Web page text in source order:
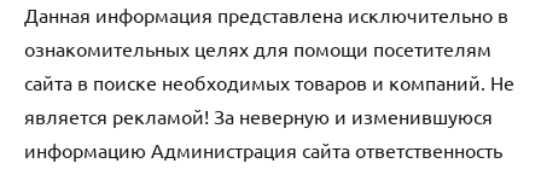
Данная информация представлена исключительно в
ознакомительных целях для помощи посетителям
сайта в поиске необходимых товаров и компаний. Не
является рекламой! За неверную и изменившуюся
информацию Администрация сайта ответственность